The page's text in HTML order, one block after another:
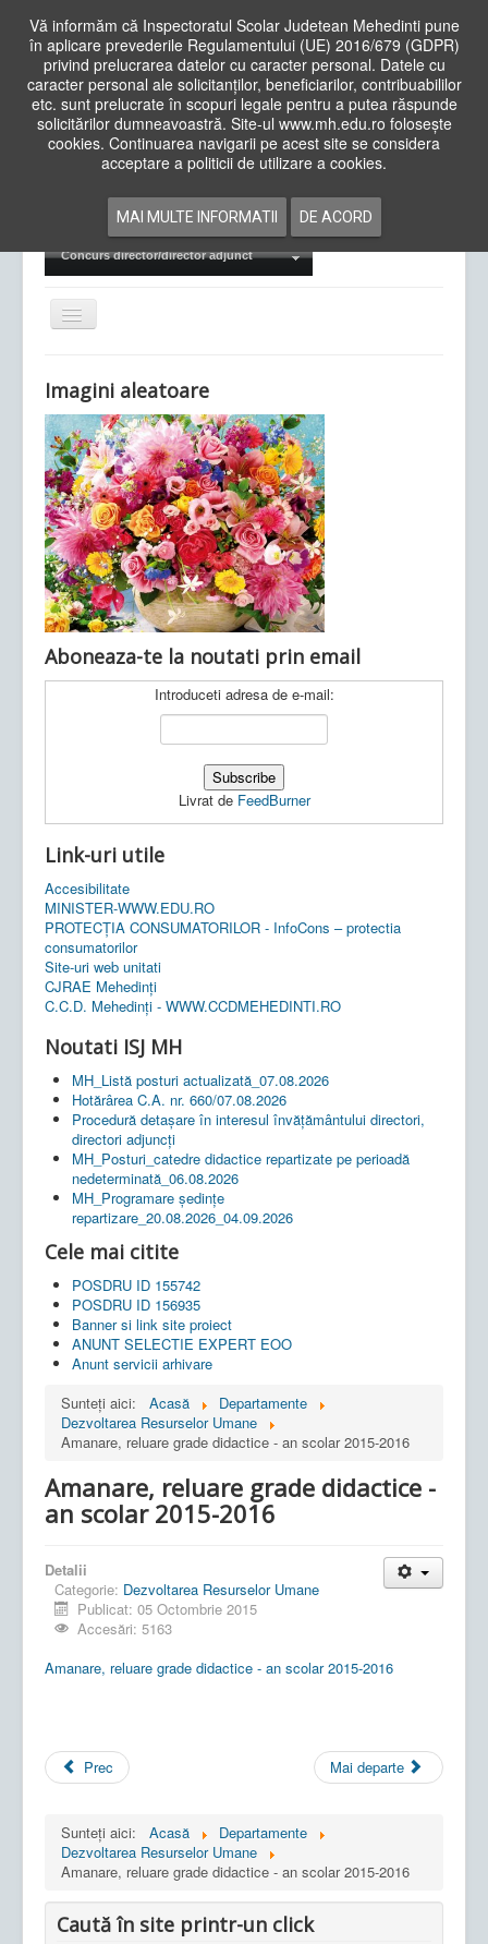
Vă informăm că Inspectoratul Scolar Judetean Mehedinti pune
în aplicare prevederile Regulamentului (UE) 2016/679 (GDPR)
privind prelucrarea datelor cu caracter personal. Datele cu
caracter personal ale solicitanților, beneficiarilor, contribuabililor
etc. sunt prelucrate în scopuri legale pentru a putea răspunde
solicitărilor dumneavoastră. Site-ul www.mh.edu.ro folosește
cookies. Continuarea navigarii pe acest site se considera
acceptare a politicii de utilizare a cookies.
MAI MULTE INFORMATII DE ACORD
Cauta
in
siteAcasa Cadre Didactice
Examene Naționale
Concurs director/director adjunct
Comută
navigarea
Ultimele articole: Vi, 04.11.2022 -Inspectoratul Școlar
Județean Mehedinți
Imagini aleatoare
Aboneaza-te la noutati prin email
Introduceti adresa de e-mail:
Livrat de FeedBurner
Link-uri utile
Accesibilitate
MINISTER-WWW.EDU.RO
PROTECȚIA CONSUMATORILOR - InfoCons – protectia
consumatorilor
Site-uri web unitati
CJRAE Mehedinți
C.C.D. Mehedinţi - WWW.CCDMEHEDINTI.RO
Noutati ISJ MH
MH_Listă posturi actualizată_07.08.2026
Hotărârea C.A. nr. 660/07.08.2026
Procedură detașare în interesul învățământului directori,
directori adjuncți
MH_Posturi_catedre didactice repartizate pe perioadă
nedeterminată_06.08.2026
MH_Programare ședințe
repartizare_20.08.2026_04.09.2026
Cele mai citite
POSDRU ID 155742
POSDRU ID 156935
Banner si link site proiect
ANUNT SELECTIE EXPERT EOO
Anunt servicii arhivare
Sunteți aici:
Acasă
Departamente
Dezvoltarea Resurselor Umane
Amanare, reluare grade didactice - an scolar 2015-2016
Amanare, reluare grade didactice -
an scolar 2015-2016
Detalii
Categorie: Dezvoltarea Resurselor Umane
Publicat: 05 Octombrie 2015
Accesări: 5163
Amanare, reluare grade didactice - an scolar 2015-2016
Prec Mai departe
Sunteți aici: Acasă
Departamente
Dezvoltarea Resurselor Umane
Amanare, reluare grade didactice - an scolar 2015-2016
Caută în site printr-un click